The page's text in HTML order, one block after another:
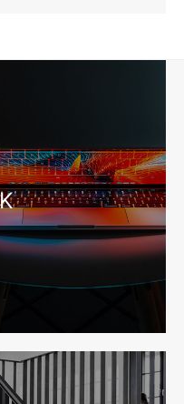
端验收别放到最后
码和后台要先写清